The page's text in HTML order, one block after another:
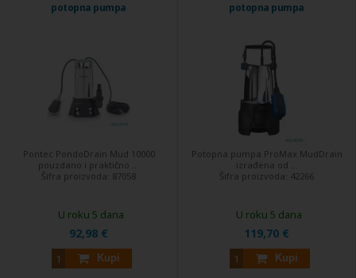
potopna pumpa
Pontec PondoDrain Mud 10000
pouzdano i praktično ...
Šifra proizvoda: 87058
92,98 €
Kupi
U roku 5 dana
potopna pumpa
Potopna pumpa ProMax MudDrain
izrađena od ...
Šifra proizvoda: 42266
119,70 €
Kupi
U roku 5 dana